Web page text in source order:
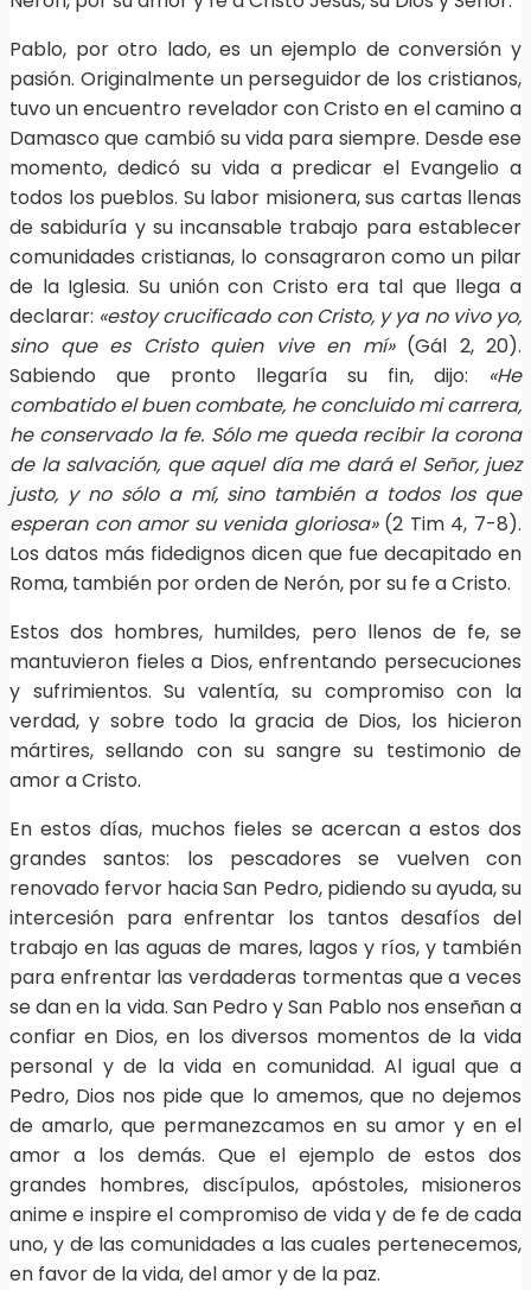
Pablo, por otro lado, es un ejemplo de conversión y
pasión. Originalmente un perseguidor de los cristianos,
tuvo un encuentro revelador con Cristo en el camino a
Damasco que cambió su vida para siempre. Desde ese
momento, dedicó su vida a predicar el Evangelio a
todos los pueblos. Su labor misionera, sus cartas llenas
de sabiduría y su incansable trabajo para establecer
comunidades cristianas, lo consagraron como un pilar
de la Iglesia. Su unión con Cristo era tal que llega a
declarar: «estoy crucificado con Cristo, y ya no vivo yo,
sino que es Cristo quien vive en mí»(Gál 2, 20).
Sabiendo que pronto llegaría su fin, dijo: «He
combatido el buen combate, he concluido mi carrera,
he conservado la fe. Sólo me queda recibir la corona
de la salvación, que aquel día me dará el Señor, juez
justo, y no sólo a mí, sino también a todos los que
esperan con amor su venida gloriosa» (2 Tim 4, 7-8).
Los datos más fidedignos dicen que fue decapitado en
Roma, también por orden de Nerón, por su fe a Cristo.
Estos dos hombres, humildes, pero llenos de fe, se
mantuvieron fieles a Dios, enfrentando persecuciones
y sufrimientos. Su valentía, su compromiso con la
verdad, y sobre todo la gracia de Dios, los hicieron
mártires, sellando con su sangre su testimonio de
amor a Cristo.
En estos días, muchos fieles se acercan a estos dos
grandes santos: los pescadores se vuelven con
renovado fervor hacia San Pedro, pidiendo su ayuda, su
intercesión para enfrentar los tantos desafíos del
trabajo en las aguas de mares, lagos y ríos, y también
para enfrentar las verdaderas tormentas que a veces
se dan en la vida. San Pedro y San Pablo nos enseñan a
confiar en Dios, en los diversos momentos de la vida
personal y de la vida en comunidad. Al igual que a
Pedro, Dios nos pide que lo amemos, que no dejemos
de amarlo, que permanezcamos en su amor y en el
amor a los demás. Que el ejemplo de estos dos
grandes hombres, discípulos, apóstoles, misioneros
anime e inspire el compromiso de vida y de fe de cada
uno, y de las comunidades a las cuales pertenecemos,
en favor de la vida, del amor y de la paz.